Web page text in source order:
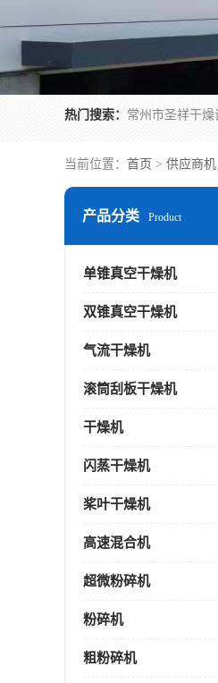
热门搜索：
当前位置： 首页 > 供应商机
产品分类 Product
单锥真空干燥机
双锥真空干燥机
气流干燥机
滚筒刮板干燥机
干燥机
闪蒸干燥机
桨叶干燥机
高速混合机
超微粉碎机
粉碎机
粗粉碎机